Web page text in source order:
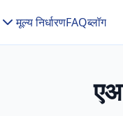
मूल्य निर्धारणFAQब्लॉग